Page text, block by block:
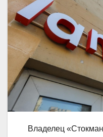
Владелец